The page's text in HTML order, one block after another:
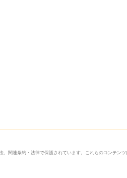
関連条約・法律で保護されています。これらのコンテン